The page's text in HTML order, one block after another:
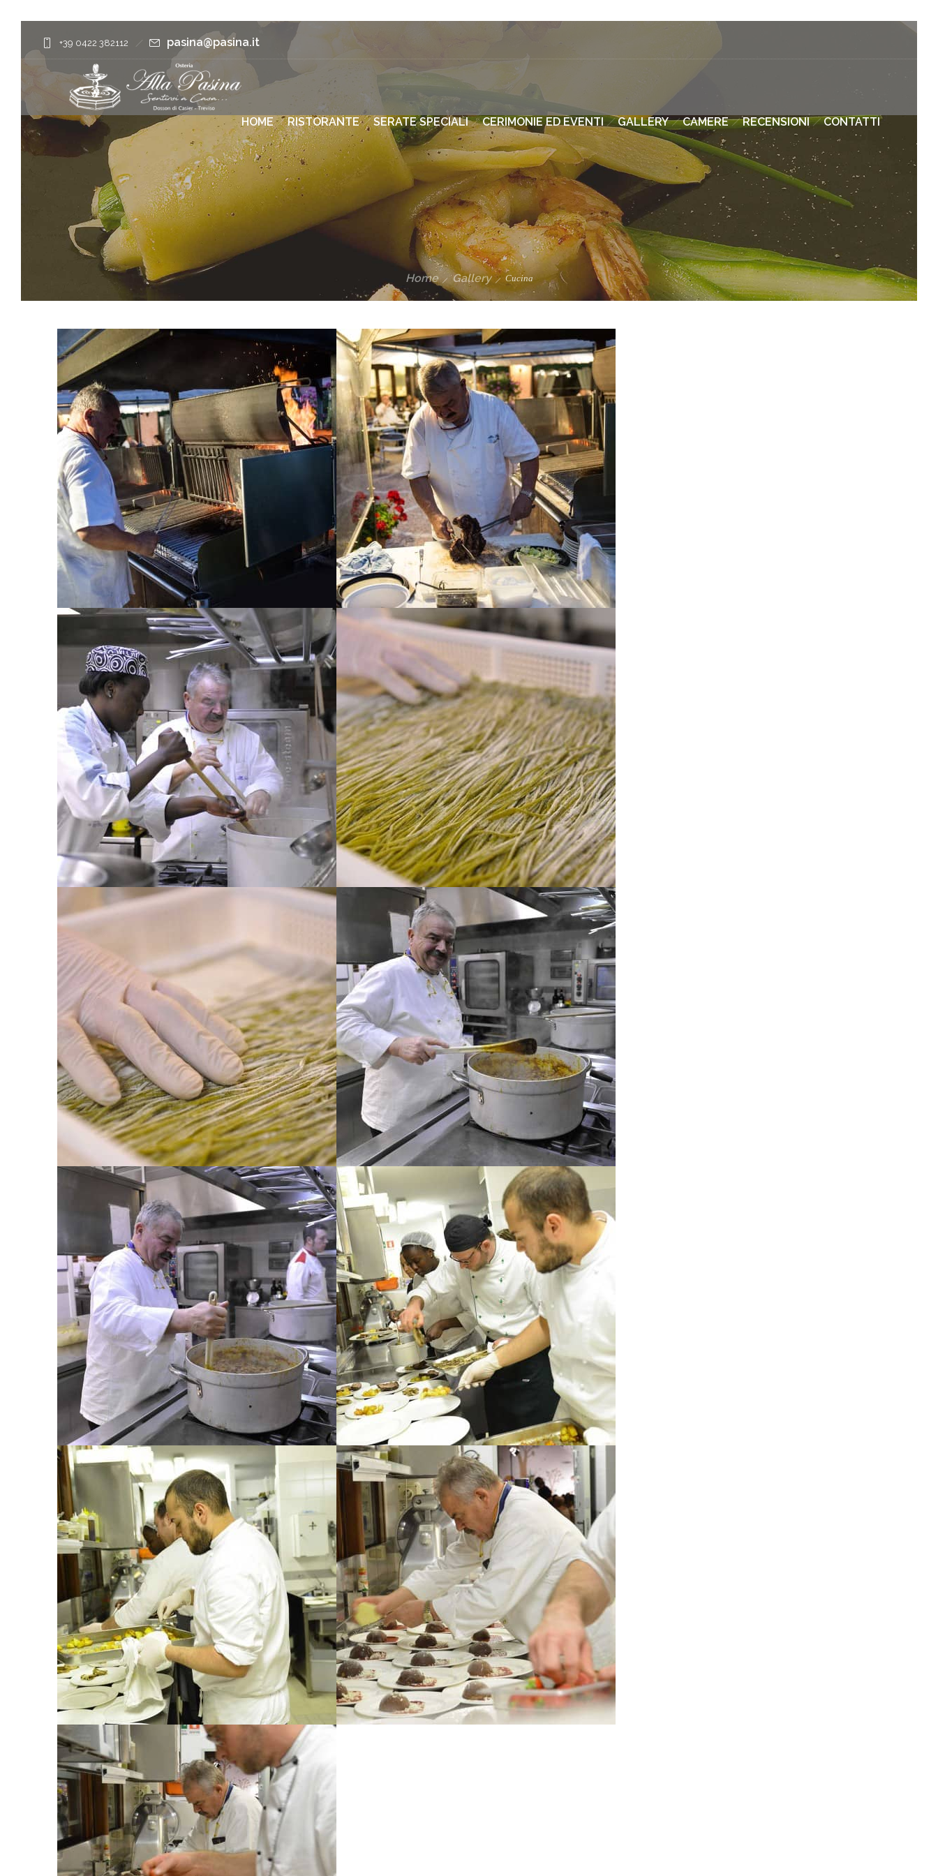
+39 0422 382112 pasina@pasina.it
HOME RISTORANTE SERATE SPECIALI CERIMONIE ED EVENTI GALLERY CAMERE RECENSIONI CONTATTI
Home Gallery Cucina
DOSSON DI CASIER - TREVISO
Osteria Alla Pasina s.n.c. di Pasin G. Carlo & C.
Via Marie, 3
Dosson di Casier(Treviso )Italia
Tel+39 0422 382112 - Fax+39 0422 492322
Emailpasina@pasina.it
P.Iva 02123290260 /Dati societari /Privacy
policy
Project byPromoservice.com
Aggiorna le impostazioni di tracciamento
SEGUICI SU FACEBOOK
Dietro le quinte, novità, anteprime dei piatti in menu e molto
altro!
Facebook
RESTA AGGIORNATO SUI PROSSIMI EVENTI
Ti invieremo al massimo 2 email al mese con i nostri
prossimi appuntamenti e puoi stare tranquillo, la tua email